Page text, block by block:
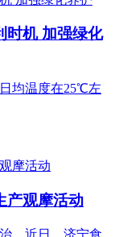
时机 加强绿化
均温度在25℃左
产观摩活动
，近日，济宁食